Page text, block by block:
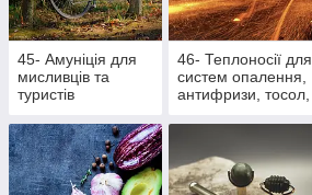
45- Амуніція для
мисливців та
туристів
46- Теплоносії для
систем опалення,
антифризи, тосол,
багаття, активна